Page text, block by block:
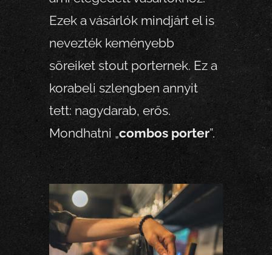
Ezek a vásárlók mindjárt el is
nevezték keményebb
söreiket stout porternek. Ez a
korabeli szlengben annyit
tett: nagydarab, erős.
Mondhatni „combos porter”.